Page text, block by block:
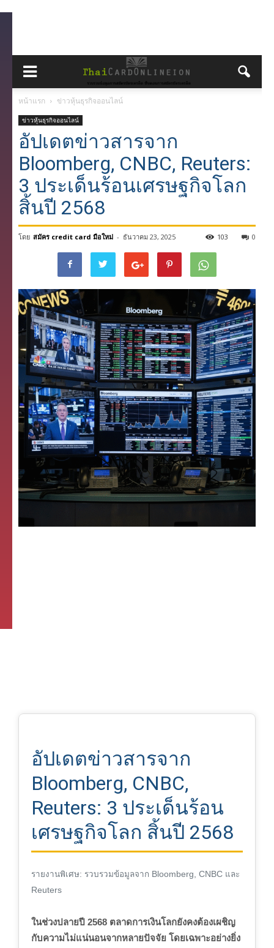
หน้าแรก ข่าวหุ้นธุรกิจออนไลน์
ข่าวหุ้นธุรกิจออนไลน์
อัปเดตข่าวสารจาก
Bloomberg, CNBC, Reuters:
3 ประเด็นร้อนเศรษฐกิจโลก
สิ้นปี 2568
โดย สมัคร credit card มือใหม่ - ธันวาคม 23, 2025 0
103
อัปเดตข่าวสารจาก
Bloomberg, CNBC,
Reuters: 3 ประเด็นร้อน
เศรษฐกิจโลก สิ้นปี 2568
รายงานพิเศษ: รวบรวมข้อมูลจาก Bloomberg, CNBC และ
Reuters
ในช่วงปลายปี 2568 ตลาดการเงินโลกยังคงต้องเผชิญ
กับความไม่แน่นอนจากหลายปัจจัย โดยเฉพาะอย่างยิ่ง